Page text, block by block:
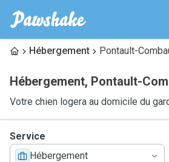
Hébergement Pontault-
Hébergement, Pontault-
Votre chien logera au domicile du
Service
Hébergement